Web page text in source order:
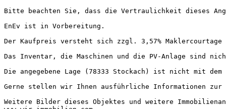
Bitte beachten Sie, dass die Vertraulichkeit dieses
EnEv ist in Vorbereitung.
Der Kaufpreis versteht sich zzgl. 3,57%
Das Inventar, die Maschinen und die PV-Anlage sind
Die angegebene Lage (78333 Stockach) ist nicht mit
Gerne stellen wir Ihnen ausführliche Informationen zur
Weitere Bilder dieses Objektes und weitere